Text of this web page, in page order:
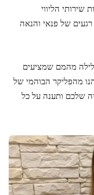
הליווי
רגעים של פנאי והנאה
מהמם שמציעים
מהפליקר הבוהמי של
שלכם ותענה על כל